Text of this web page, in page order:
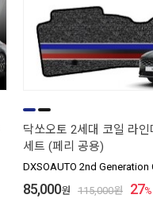
닥쏘오토 2세대 코일 라
세트 (페리 공용)
DXSOAUTO 2nd
85,000원 115,000원 27%